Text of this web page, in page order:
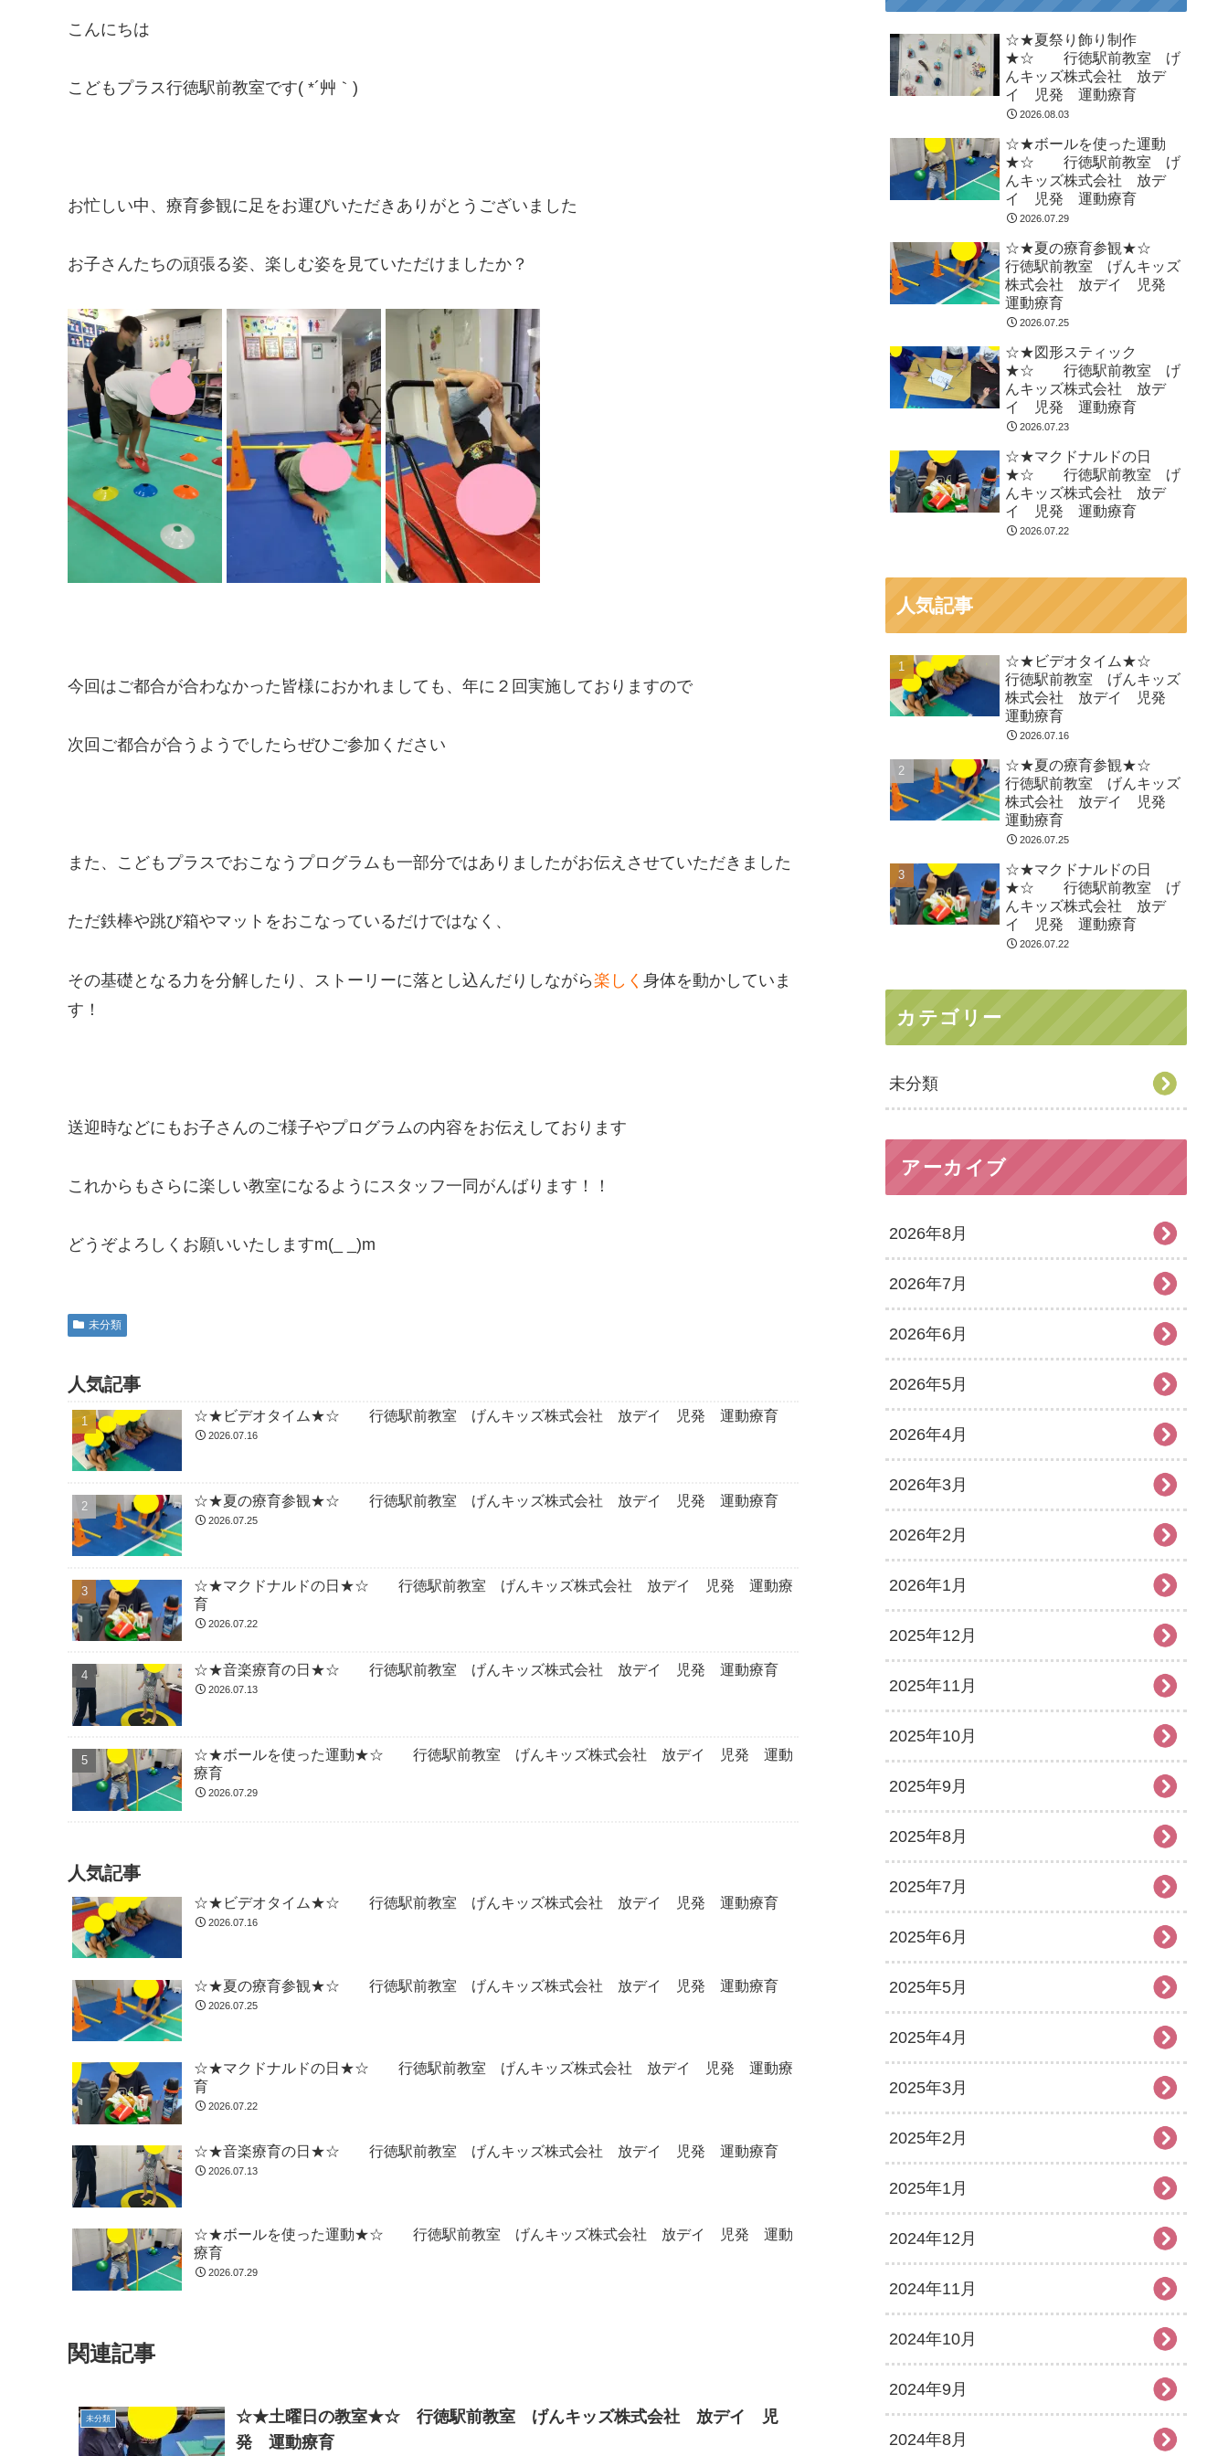
こんにちは
こどもプラス行徳駅前教室です( *´艸｀)
お忙しい中、療育参観に足をお運びいただきありがとうございました
お子さんたちの頑張る姿、楽しむ姿を見ていただけましたか？
今回はご都合が合わなかった皆様におかれましても、年に２回実施しておりますので
次回ご都合が合うようでしたらぜひご参加ください
また、こどもプラスでおこなうプログラムも一部分ではありましたがお伝えさせていただきました
ただ鉄棒や跳び箱やマットをおこなっているだけではなく、
その基礎となる力を分解したり、ストーリーに落とし込んだりしながら楽しく 身体を動かしていま
す！
送迎時などにもお子さんのご様子やプログラムの内容をお伝えしております
これからもさらに楽しい教室になるようにスタッフ一同がんばります！！
どうぞよろしくお願いいたしますm(_ _)m
未分類
人気記事
☆★ビデオタイム★☆ 行徳駅前教室 げんキッズ株式会社 放デイ 児発 運動療育
2026.07.16
☆★夏の療育参観★☆ 行徳駅前教室 げんキッズ株式会社 放デイ 児発 運動療育
2026.07.25
☆★マクドナルドの日★☆ 行徳駅前教室 げんキッズ株式会社 放デイ 児発 運動療
育
2026.07.22
☆★音楽療育の日★☆ 行徳駅前教室 げんキッズ株式会社 放デイ 児発 運動療育
2026.07.13
☆★ボールを使った運動★☆ 行徳駅前教室 げんキッズ株式会社 放デイ 児発 運動
療育
2026.07.29
人気記事
☆★ビデオタイム★☆ 行徳駅前教室 げんキッズ株式会社 放デイ 児発 運動療育
2026.07.16
☆★夏の療育参観★☆ 行徳駅前教室 げんキッズ株式会社 放デイ 児発 運動療育
2026.07.25
☆★マクドナルドの日★☆ 行徳駅前教室 げんキッズ株式会社 放デイ 児発 運動療
育
2026.07.22
☆★音楽療育の日★☆ 行徳駅前教室 げんキッズ株式会社 放デイ 児発 運動療育
2026.07.13
☆★ボールを使った運動★☆ 行徳駅前教室 げんキッズ株式会社 放デイ 児発 運動
療育
2026.07.29
関連記事
未分類
☆★土曜日の教室★☆ 行徳駅前教室 げんキッズ株式会社 放デイ 児
発 運動療育
☆★夏祭り飾り制作
★☆ 行徳駅前教室 げ
んキッズ株式会社 放デ
イ 児発 運動療育
2026.08.03
☆★ボールを使った運動
★☆ 行徳駅前教室 げ
んキッズ株式会社 放デ
イ 児発 運動療育
2026.07.29
☆★夏の療育参観★☆
行徳駅前教室 げんキッズ
株式会社 放デイ 児発
運動療育
2026.07.25
☆★図形スティック
★☆ 行徳駅前教室 げ
んキッズ株式会社 放デ
イ 児発 運動療育
2026.07.23
☆★マクドナルドの日
★☆ 行徳駅前教室 げ
んキッズ株式会社 放デ
イ 児発 運動療育
2026.07.22
人気記事
☆★ビデオタイム★☆
行徳駅前教室 げんキッズ
株式会社 放デイ 児発
運動療育
2026.07.16
☆★夏の療育参観★☆
行徳駅前教室 げんキッズ
株式会社 放デイ 児発
運動療育
2026.07.25
☆★マクドナルドの日
★☆ 行徳駅前教室 げ
んキッズ株式会社 放デ
イ 児発 運動療育
2026.07.22
カテゴリー
未分類
アーカイブ
2026年8月
2026年7月
2026年6月
2026年5月
2026年4月
2026年3月
2026年2月
2026年1月
2025年12月
2025年11月
2025年10月
2025年9月
2025年8月
2025年7月
2025年6月
2025年5月
2025年4月
2025年3月
2025年2月
2025年1月
2024年12月
2024年11月
2024年10月
2024年9月
2024年8月